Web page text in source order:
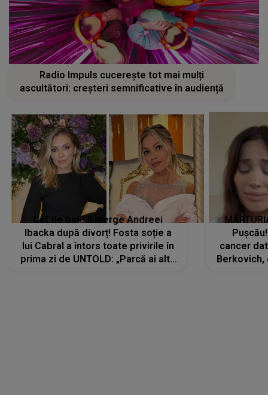
Radio Impuls cucerește tot mai mulți
ascultători: creșteri semnificative în audiență
Cât de bine îi merge Andreei
Ibacka după divorț! Fosta soție a
lui Cabral a întors toate privirile în
prima zi de UNTOLD: „Parcă ai altă
cancer
Berkovich,